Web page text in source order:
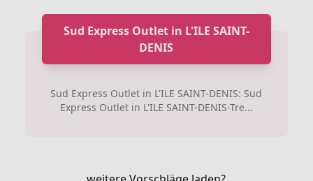
Sud Express Outlet in L'ILE SAINT-
DENIS
Sud Express Outlet in L'ILE SAINT-DENIS: Sud
Express Outlet in L'ILE SAINT-DENIS-Tre...